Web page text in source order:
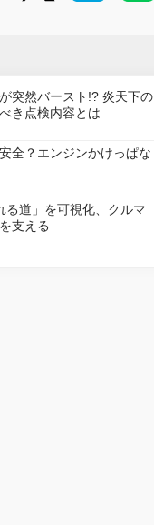
突然バースト!? 炎天下の
き点検内容とは
全？エンジンかけっぱな
る道」を可視化、クルマ
支える